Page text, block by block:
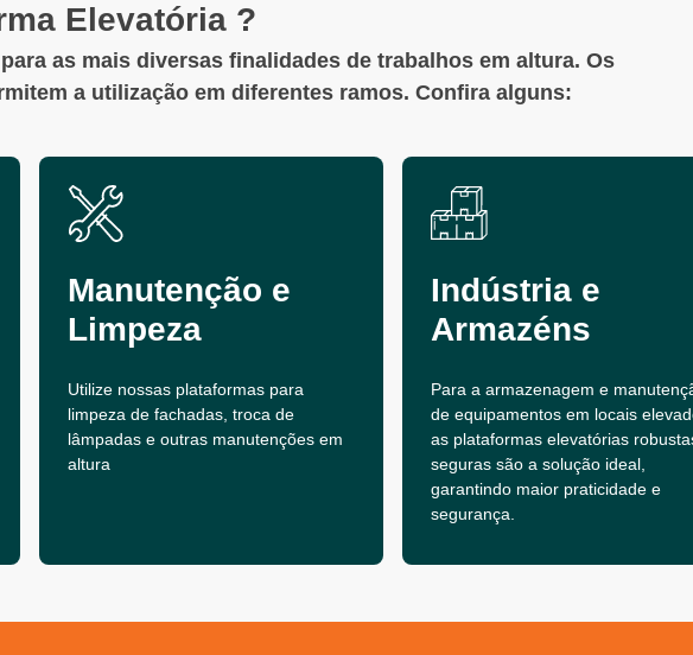
Elevatória ?
as mais diversas finalidades de trabalhos em altura. Os
a utilização em diferentes ramos. Confira alguns:
Manutenção e
Limpeza
Utilize nossas plataformas para
limpeza de fachadas, troca de
lâmpadas e outras manutenções em
altura
Indústria e
Armazéns
Para a armazenagem e
de equipamentos em locais
as plataformas elevatórias
seguras são a solução ideal,
garantindo maior praticidade e
segurança.